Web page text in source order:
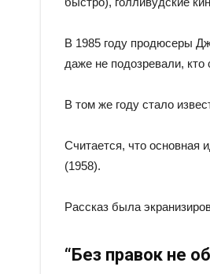
В 1985 году продюсеры
даже не подозревали,
В том же году стало
Считается, что основная
(1958).
Рассказ была
“Без правок не